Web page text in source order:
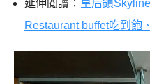
延伸閱讀： 皇后鎮
Restaurant buffet吃到飽